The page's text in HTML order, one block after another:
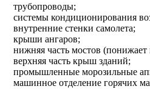
трубопроводы;
системы кондиционирования
внутренние стенки самолета;
крыши ангаров;
нижняя часть мостов (понижает
верхняя часть крыш зданий;
промышленные морозильные
машинное отделение горячих